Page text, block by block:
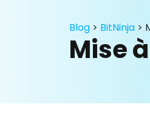
Blog > BitNinja >
Mise